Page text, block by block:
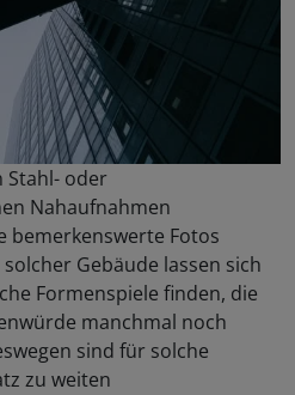
Stahl- oder
Nahaufnahmen
bemerkenswerte Fotos
Gebäude lassen sich
Formenspiele finden, die
manchmal noch
sind für solche
zu weiten